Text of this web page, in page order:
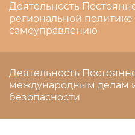
Деятельность
региональной
самоуправлению
Деятельность
международным делам
безопасности